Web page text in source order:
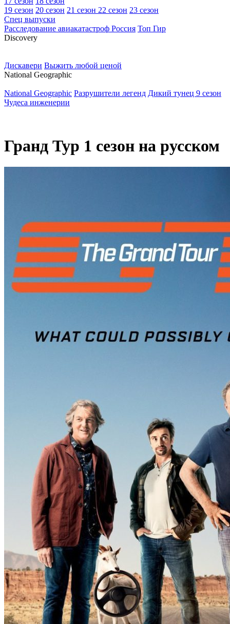
19 сезон 20 сезон 21 сезон 22 сезон 23 сезон
Спец выпуски
Расследование авиакатастроф Россия Топ Гир
Discovery
Дискавери Выжить любой ценой
National Geographic
National Geographic Разрушители легенд Дикий тунец 9 сезон
Чудеса инженерии
Гранд Тур 1 сезон на русском